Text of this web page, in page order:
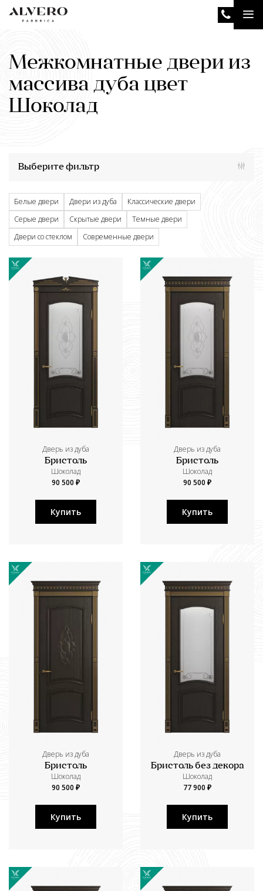
Перейти
Межкомнатные двери из
массива дуба цвет
Шоколад
Выберите фильтр
Белые двери Двери из дуба
Классические двери
Серые двери
Скрытые двери
Темные двери
Двери со стеклом
Современные двери
Дверь из дуба
Бристоль
Шоколад
90 500 ₽
Купить
Дверь из дуба
Бристоль
Шоколад
90 500 ₽
Купить
Дверь из дуба
Бристоль
Шоколад
90 500 ₽
Купить
Дверь из дуба
Бристоль без декора
Шоколад
77 900 ₽
Купить